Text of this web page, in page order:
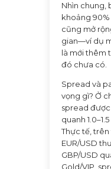
Nhìn chung,
khoảng
cũng mở
gian—ví dụ
là mới thêm
đó chưa có.
Spread và
vọng gì? Ở
spread
quanh
Thực tế, trên
EUR/USD
GBP/USD
Gold/VIP,